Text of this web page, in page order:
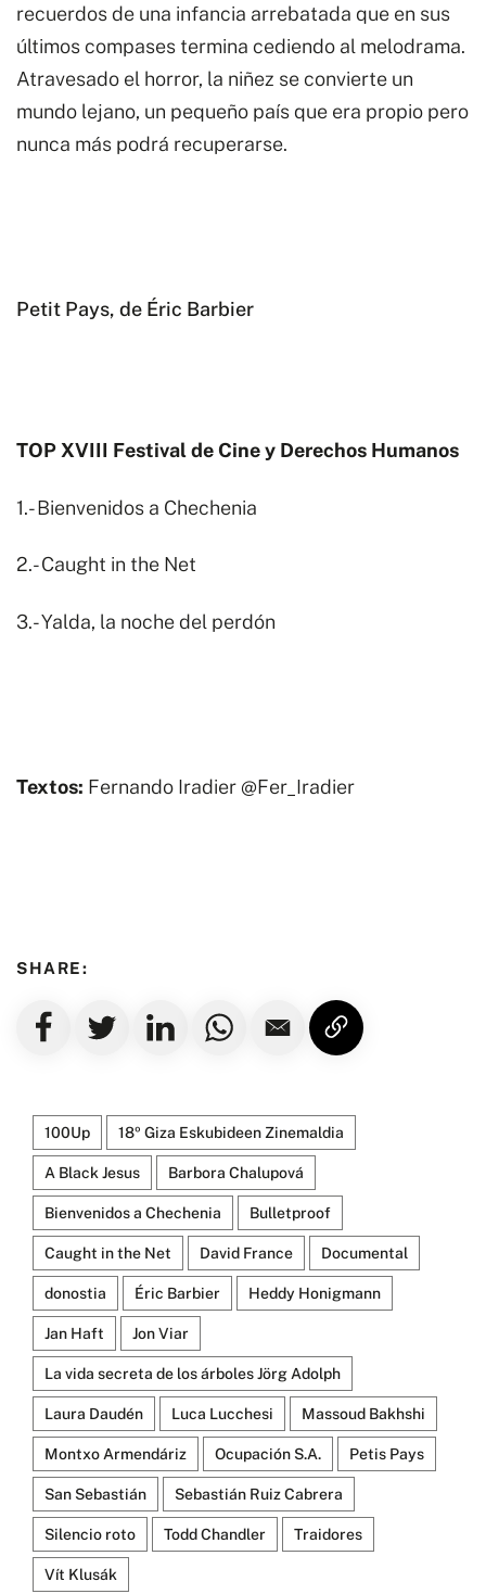
recuerdos de una infancia arrebatada que en sus
últimos compases termina cediendo al melodrama.
Atravesado el horror, la niñez se convierte un
mundo lejano, un pequeño país que era propio pero
nunca más podrá recuperarse.
Petit Pays, de Éric Barbier
TOP XVIII Festival de Cine y Derechos Humanos
1.- Bienvenidos a Chechenia
2.- Caught in the Net
3.- Yalda, la noche del perdón
Textos: Fernando Iradier@Fer_Iradier
SHARE:
100Up 18º Giza Eskubideen Zinemaldia
A Black Jesus Barbora Chalupová
Bienvenidos a Chechenia Bulletproof
Caught in the Net David France Documental
donostia Éric Barbier Heddy Honigmann
Jan Haft Jon Viar
La vida secreta de los árboles Jörg Adolph
Laura Daudén Luca Lucchesi Massoud Bakhshi
Montxo Armendáriz Ocupación S.A. Petis Pays
San Sebastián Sebastián Ruiz Cabrera
Silencio roto Todd Chandler Traidores
Vít Klusák